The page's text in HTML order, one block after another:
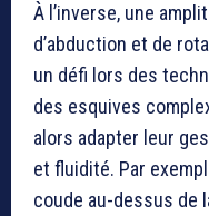
À l’inverse, une
d’abduction et de
un défi lors des
des esquives
alors adapter leur
et fluidité. Par
coude au-dessus de